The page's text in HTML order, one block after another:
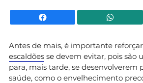
Facebook
Antes de mais, é importante
escaldões se devem evitar, pois são
para, mais tarde, se desenvolverem
saúde, como o envelhecimento